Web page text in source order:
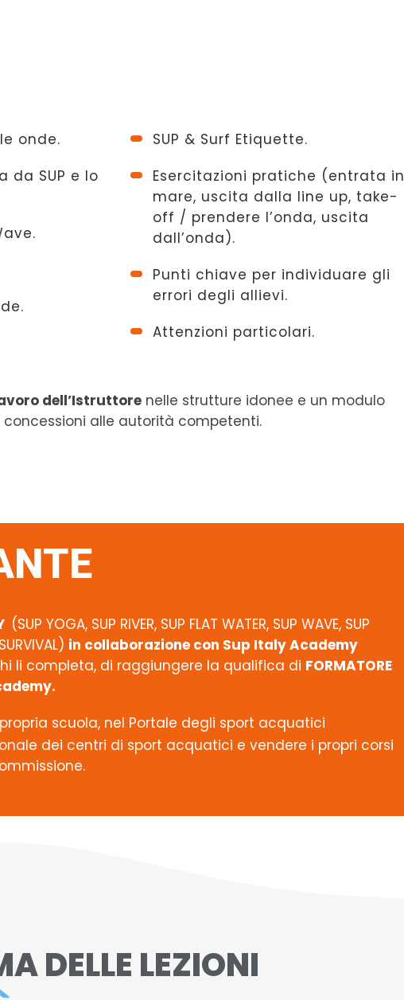
onde.
da SUP e lo
SUP & Surf Etiquette.
Esercitazioni pratiche (entrata in
mare, uscita dalla line up, take-
off / prendere l’onda, uscita
dall’onda).
Punti chiave per individuare gli
errori degli allievi.
Attenzioni particolari.
dell’Istruttore nelle strutture idonee e un modulo
alle autorità competenti.
(SUP YOGA, SUP RIVER, SUP FLAT WATER, SUP WAVE, SUP
in collaborazione con Sup Italy Academy
li completa, di raggiungere la qualifica di FORMATORE
scuola, nel Portale degli sport acquatici
dei centri di sport acquatici e vendere i propri corsi
DELLE LEZIONI